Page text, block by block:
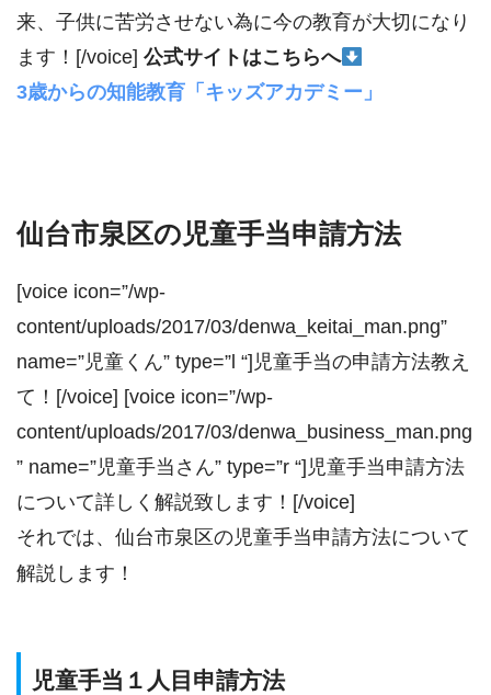
来、子供に苦労させない為に今の教育が大切になり
ます！[/voice] 公式サイトはこちらへ
3歳からの知能教育「キッズアカデミー」
仙台市泉区の児童手当申請方法
[voice icon=”/wp-
content/uploads/2017/03/denwa_keitai_man.png”
name=”児童くん” type=”l “]児童手当の申請方法教え
て！[/voice] [voice icon=”/wp-
content/uploads/2017/03/denwa_business_man.png
” name=”児童手当さん” type=”r “]児童手当申請方法
について詳しく解説致します！[/voice]
それでは、仙台市泉区の児童手当申請方法について
解説します！
児童手当１人目申請方法